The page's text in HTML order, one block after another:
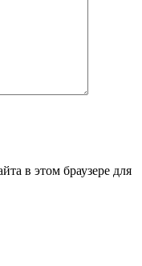
в этом браузере для